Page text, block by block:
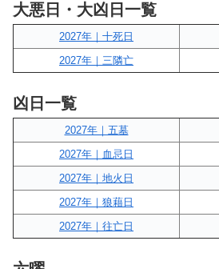
大悪日・大凶日一覧
2027年｜十死日
2027年｜三隣亡
凶日一覧
2027年｜五墓
2027年｜血忌日
2027年｜地火日
2027年｜狼藉日
2027年｜往亡日